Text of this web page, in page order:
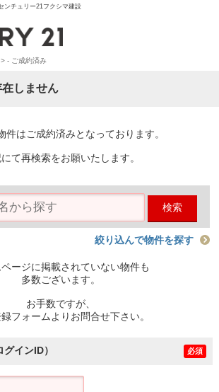
ンチュリー21フクシマ建設
ータ
>- ご成約済み
しません
件はご成約済みとなっております。
て再検索をお願いたします。
検索
絞り込んで物件を探す
ージに掲載されていない物件も
多数ございます。
お手数ですが、
フォームよりお問合せ下さい。
インID） 必須